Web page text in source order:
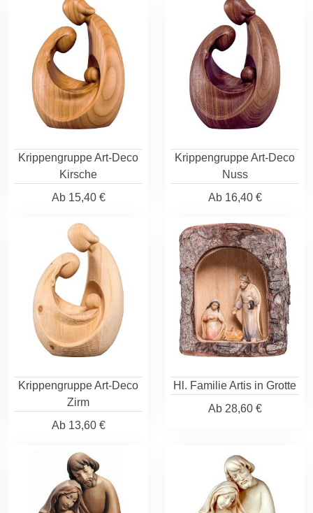
Krippengruppe Art-Deco
Kirsche
Ab15,40 €
Krippengruppe Art-Deco
Nuss
Ab16,40 €
Krippengruppe Art-Deco
Zirm
Ab13,60 €
Hl. Familie Artis in Grotte
Ab28,60 €